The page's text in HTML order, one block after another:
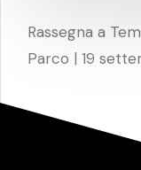
Rassegna a
Parco | 19